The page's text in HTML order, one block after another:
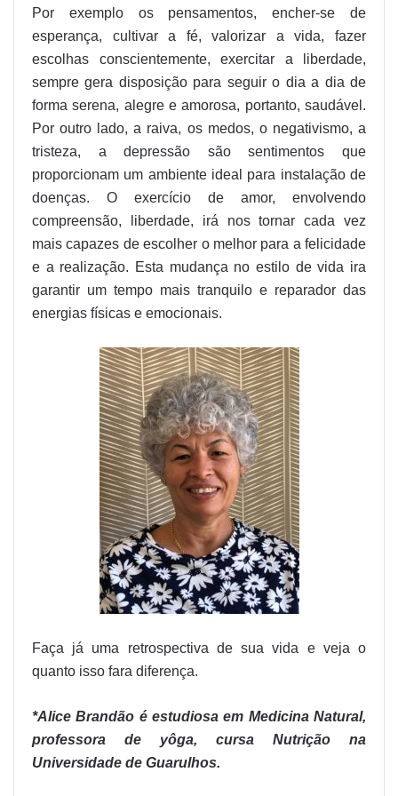
Por exemplo os pensamentos, encher-se de
esperança, cultivar a fé, valorizar a vida, fazer
escolhas conscientemente, exercitar a liberdade,
sempre gera disposição para seguir o dia a dia de
forma serena, alegre e amorosa, portanto, saudável.
Por outro lado, a raiva, os medos, o negativismo, a
tristeza, a depressão são sentimentos que
proporcionam um ambiente ideal para instalação de
doenças. O exercício de amor, envolvendo
compreensão, liberdade, irá nos tornar cada vez
mais capazes de escolher o melhor para a felicidade
e a realização. Esta mudança no estilo de vida ira
garantir um tempo mais tranquilo e reparador das
energias físicas e emocionais.
Faça já uma retrospectiva de sua vida e veja o
quanto isso fara diferença.
*Alice Brandão é estudiosa em Medicina Natural,
professora de yôga, cursa Nutrição na
Universidade de Guarulhos.